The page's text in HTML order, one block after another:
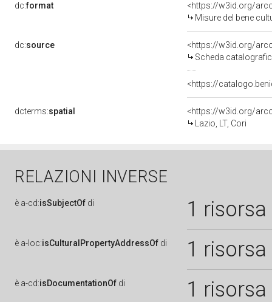
dc:format
<https://w3id.org/
Misure del bene
dc:source
<https://w3id.org/
Scheda
<https://
dcterms:spatial
<https://w3id.org/
Lazio, LT, Cori
RELAZIONI INVERSE
è a-cd:isSubjectOf di 1 risorsa
è a-loc:isCulturalPropertyAddressOf di 1 risorsa
è a-cd:isDocumentationOf di 1 risorsa